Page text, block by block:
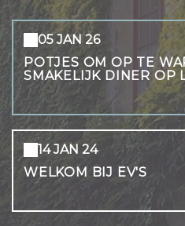
05 JAN 26
POTJES OM OP TE
SMAKELIJK DINER OP
14 JAN 24
WELKOM BIJ EV'S